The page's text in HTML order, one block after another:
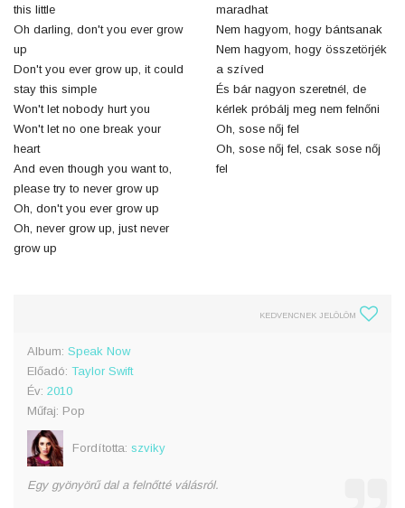
this little
Oh darling, don't you ever grow
up
Don't you ever grow up, it could
stay this simple
Won't let nobody hurt you
Won't let no one break your
heart
And even though you want to,
please try to never grow up
Oh, don't you ever grow up
Oh, never grow up, just never
grow up
maradhat
Nem hagyom, hogy bántsanak
Nem hagyom, hogy összetörjék
a szíved
És bár nagyon szeretnél, de
kérlek próbálj meg nem felnőni
Oh, sose nőj fel
Oh, sose nőj fel, csak sose nőj
fel
KEDVENCNEK JELÖLÖM
Album: Speak Now
Előadó: Taylor Swift
Év: 2010
Műfaj: Pop
Fordította: szviky
Egy gyönyörű dal a felnőtté válásról.